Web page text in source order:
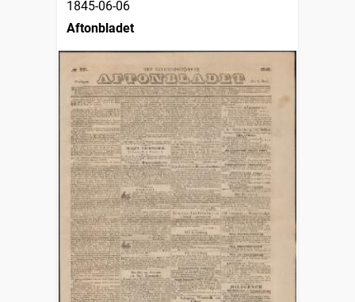
1845-06-06
Aftonbladet